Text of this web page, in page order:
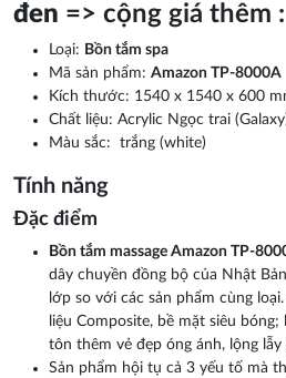
đen => cộng giá thêm :
Loại: Bồn tắm spa
Mã sản phẩm: Amazon TP-8000A
Kích thước: 1540 x 1540 x 600
Chất liệu: Acrylic Ngọc trai
Màu sắc: trắng (white)
Tính năng
Đặc điểm
Bồn tắm massage Amazon TP-
dây chuyền đồng bộ của Nhật
lớp so với các sản phẩm cùng
liệu Composite, bề mặt siêu
tôn thêm vẻ đẹp óng ánh, lộng lẫy
Sản phẩm hội tụ cả 3 yếu tố mà